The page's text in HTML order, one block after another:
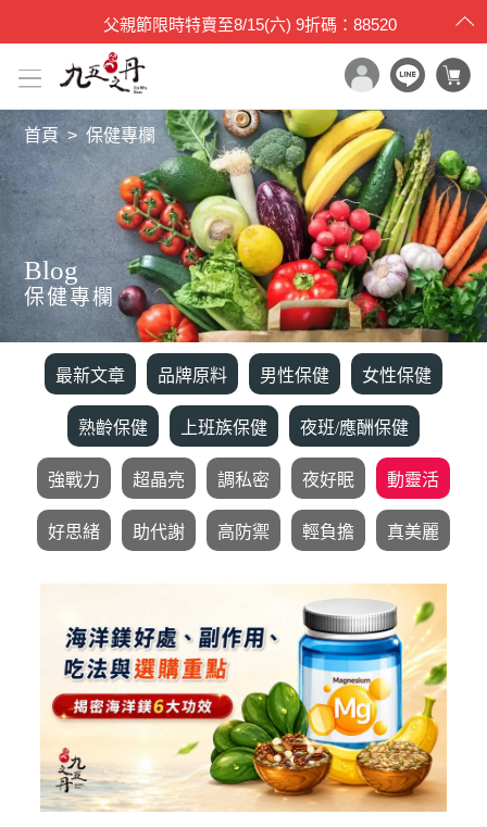
父親節限時特賣至8/15(六) 9折碼：88520
x
目錄一覽
首頁
所有產品
世界品質評鑑
品牌原料
產品檢驗
最新消息
保健專欄
媒體報導
名人推薦
九五闆闆
💪 男性六大保健
至尊・黑瑪卡+酵母鋅 (熱銷NO1.)
飛龍．高純度左旋精胺酸 (熱銷第NO2.)
英雄．20倍南瓜籽+茄紅素 (熱銷第NO3.)
蛟龍．南非醉茄+葫蘆巴
首頁 保健專欄
Blog
保健專欄
最新文章 品牌原料 男性保健 女性保健
熟齡保健 上班族保健 夜班/應酬保健
強戰力 超晶亮 調私密 夜好眠 動靈活
好思緒 助代謝 高防禦 輕負擔 真美麗